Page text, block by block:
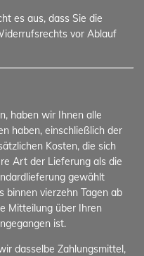
es aus, dass Sie die
vor Ablauf
haben wir Ihnen alle
haben, einschließlich der
Kosten, die sich
Art der Lieferung als die
gewählt
binnen vierzehn Tagen ab
Mitteilung über Ihren
ist.
dasselbe Zahlungsmittel,